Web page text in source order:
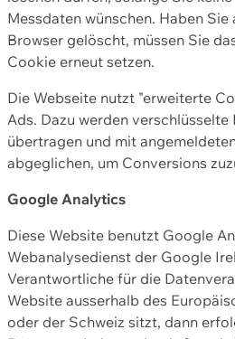
Messdaten wünschen. Haben
Browser gelöscht, müssen Sie
Cookie erneut setzen.
Die Webseite nutzt "erweiterte
Ads. Dazu werden
übertragen und mit
abgeglichen, um Conversions
Google Analytics
Diese Website benutzt Google
Webanalysedienst der Google
Verantwortliche für die
Website ausserhalb des
oder der Schweiz sitzt, dann